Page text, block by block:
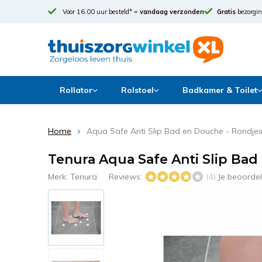
Voor 16.00 uur besteld* = vandaag verzonden Gratis
Rollator Rolstoel Badkamer & Toilet
Home Aqua Safe Anti Slip Bad en Douche -
Tenura Aqua Safe Anti Slip
Merk: Tenura Reviews: (4) Je